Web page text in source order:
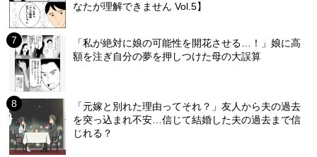
なたが理解できません Vol.5】
「私が絶対に娘の可能性を開花させる…！」娘に高
額を注ぎ自分の夢を押しつけた母の大誤算
「元嫁と別れた理由ってそれ？」友人から夫の過去
を突っ込まれ不安…信じて結婚した夫の過去まで信
じれる？